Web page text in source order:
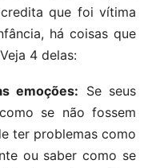
que foi vítima
há coisas que
4 delas:
emoções: Se seus
se não fossem
ter problemas como
ou saber como se